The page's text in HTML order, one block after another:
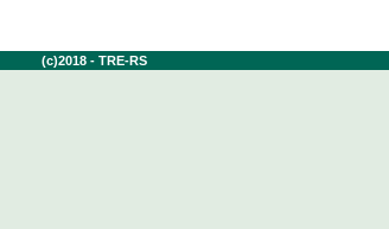
(c)2018 - TRE-RS